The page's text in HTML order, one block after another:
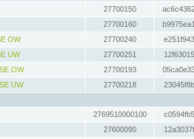
27700150
27700160
OW
27700240
UW
27700251
OW
27700193
UW
27700218
2769510000100
27600090